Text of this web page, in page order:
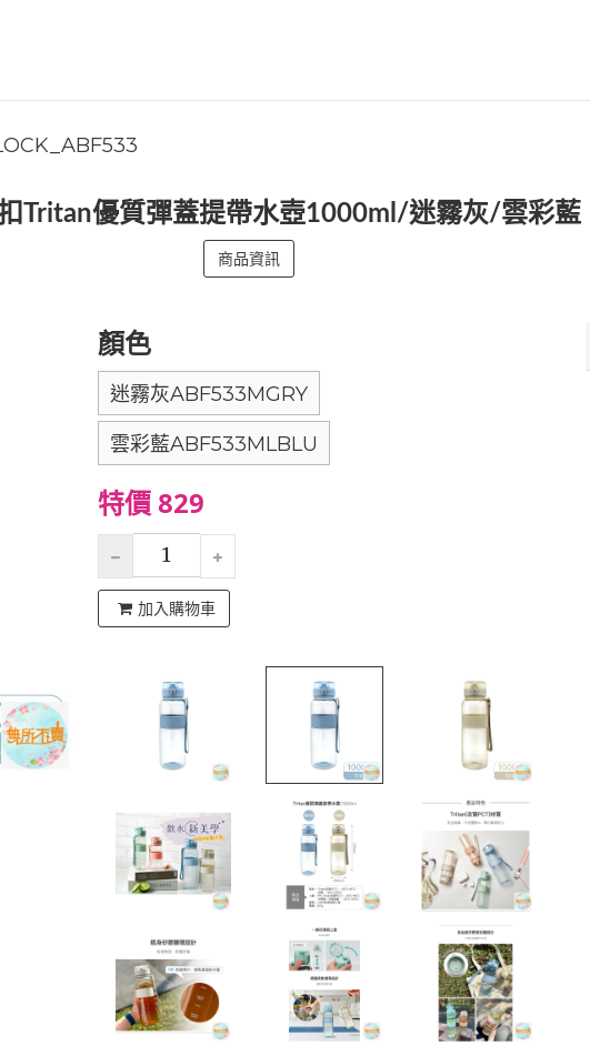
Tritan優質彈蓋提帶水壺1000ml/迷霧灰/雲彩藍
商品資訊
顏色
迷霧灰ABF533MGRY
雲彩藍ABF533MLBLU
特價 829
加入購物車